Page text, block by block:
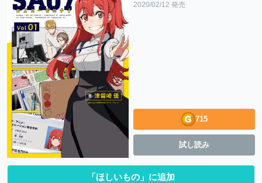
2020/02/12 発売
715
試し読み
「ほしいもの」に追加